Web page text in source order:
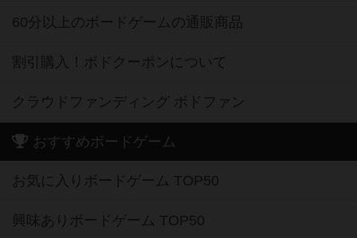
60分以上のボードゲームの通販商品
割引購入！ボドクーポンについて
クラウドファンディング ボドファン
おすすめボードゲーム
お気に入りボードゲーム TOP50
興味ありボードゲーム TOP50